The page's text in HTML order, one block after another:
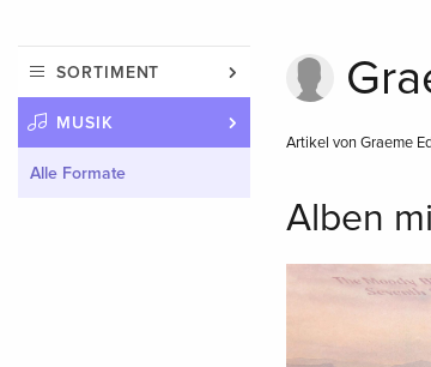
SORTIMENT
MUSIK
Alle Formate
Artikel von Graeme
Alben